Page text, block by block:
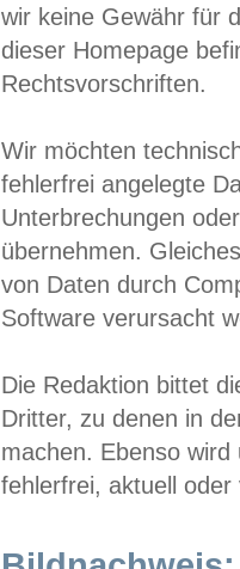
wir keine Gewähr für
dieser Homepage
Rechtsvorschriften.
Wir möchten
fehlerfrei angelegte
Unterbrechungen
übernehmen.
von Daten durch
Software verursacht
Die Redaktion bittet
Dritter, zu denen in
machen. Ebenso
fehlerfrei, aktuell oder